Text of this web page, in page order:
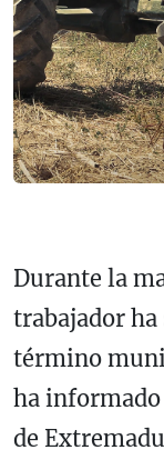
Durante la
trabajador
término
ha informado
de